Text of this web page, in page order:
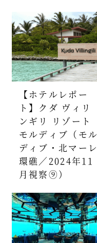
【ホテルレポー
ト】クダ ヴィリ
ンギリ リゾート
モルディブ（モル
ディブ・北マーレ
環礁／2024年11
月視察⑨）